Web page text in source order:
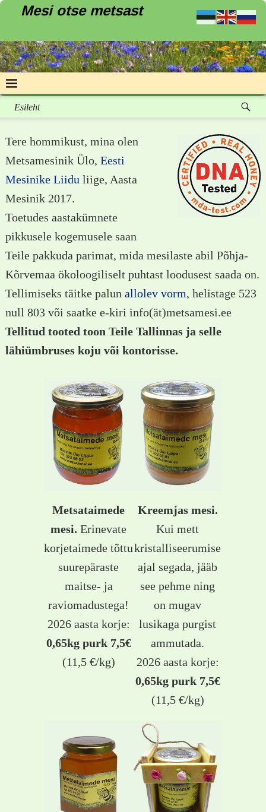
Mesi otse metsast
Esileht
Tere hommikust, mina olen
Metsamesinik Ülo, Eesti
Mesinike Liiduliige, Aasta
Mesinik 2017.
Toetudes aastakümnete
pikkusele kogemusele saan
Teile pakkuda parimat, mida mesilaste abil Põhja-
Kõrvemaa ökoloogiliselt puhtast loodusest saada on.
Tellimiseks täitke palun allolev vorm, helistage 523
null 803 või saatke e-kiri info(ät)metsamesi.ee
Tellitud tooted toon Teile Tallinnas ja selle
lähiümbruses koju või kontorisse.
Metsataimede
mesi. Erinevate
korjetaimede tõttu
suurepäraste
maitse- ja
raviomadustega!
2026 aasta korje:
0,65kg purk 7,5€
(11,5 €/kg)
Kreemjas mesi.
Kui mett
kristalliseerumise
ajal segada, jääb
see pehme ning
on mugav
lusikaga purgist
ammutada.
2026 aasta korje:
0,65kg purk 7,5€
(11,5 €/kg)